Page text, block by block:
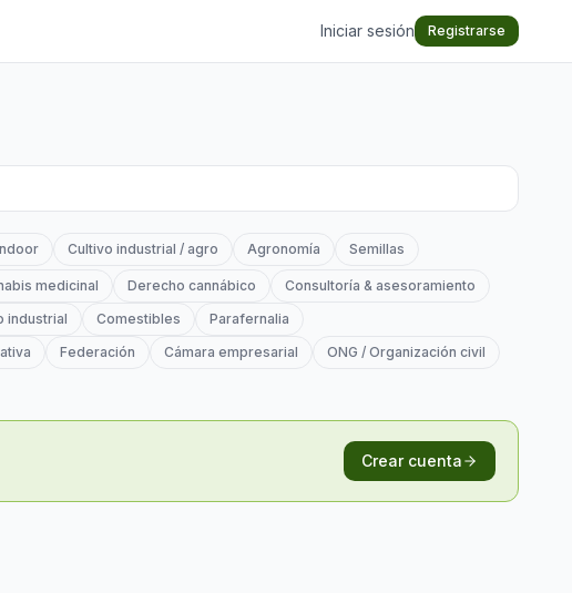
Iniciar sesión Registrarse
Cultivo industrial / agro Agronomía Semillas
medicinal Derecho cannábico
Consultoría & asesoramiento
industrial Comestibles
Parafernalia
Federación Cámara empresarial
ONG / Organización civil
Crear cuenta